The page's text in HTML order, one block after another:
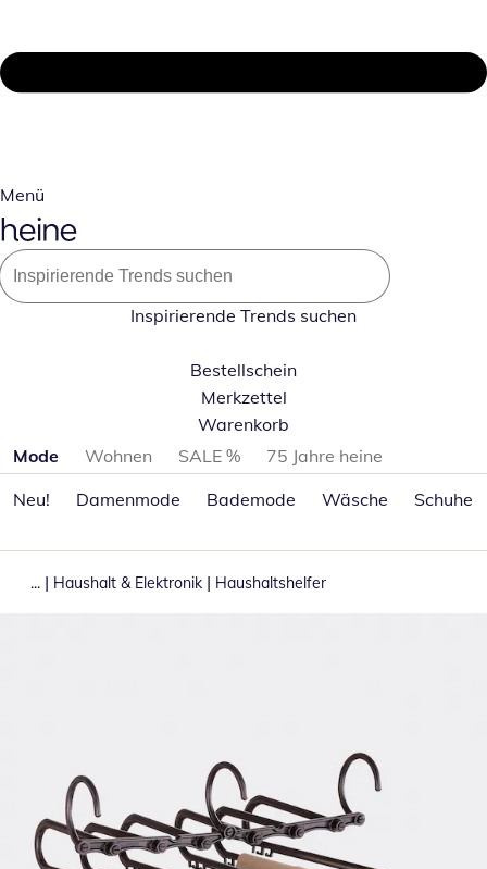
Menü
Inspirierende Trends suchen
Bestellschein
Merkzettel
Warenkorb
Produktkategorien überspringen
Mode Wohnen SALE %
75 Jahre heine
Neu!
Damenmode Bademode Wäsche Schuhe
... | Haushalt & Elektronik | Haushaltshelfer